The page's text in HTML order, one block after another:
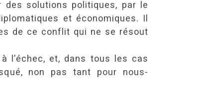
solutions politiques, par le
et économiques. Il
de ce conflit qui ne se résout
l’échec, et, dans tous les cas
non pas tant pour nous-